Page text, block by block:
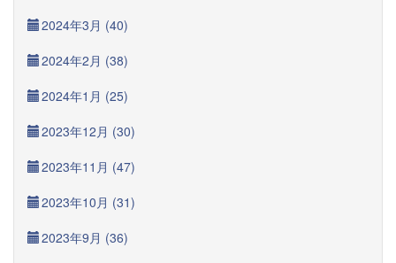
2024年3月 (40)
2024年2月 (38)
2024年1月 (25)
2023年12月 (30)
2023年11月 (47)
2023年10月 (31)
2023年9月 (36)